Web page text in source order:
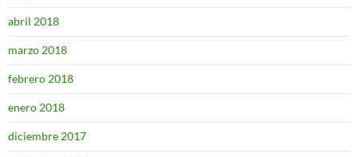
abril 2018
marzo 2018
febrero 2018
enero 2018
diciembre 2017